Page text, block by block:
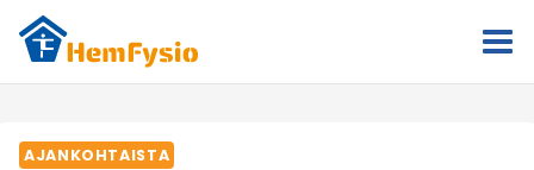
Skip
content
AJANKOHTAISTA